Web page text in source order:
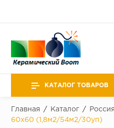
КАТАЛОГ ТОВАРОВ
Главная / Каталог / Россия
60x60 (1,8м2/54м2/30уп)